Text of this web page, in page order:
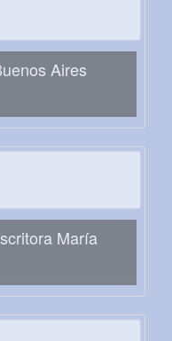
Aires
María